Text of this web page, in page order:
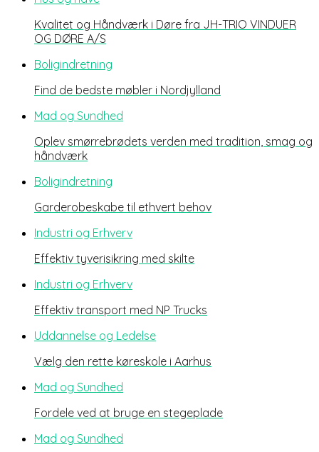
Kvalitet og Håndværk i Døre fra JH-TRIO VINDUER
OG DØRE A/S
Boligindretning
Find de bedste møbler i Nordjylland
Mad og Sundhed
Oplev smørrebrødets verden med tradition, smag og
håndværk
Boligindretning
Garderobeskabe til ethvert behov
Industri og Erhverv
Effektiv tyverisikring med skilte
Industri og Erhverv
Effektiv transport med NP Trucks
Uddannelse og Ledelse
Vælg den rette køreskole i Aarhus
Mad og Sundhed
Fordele ved at bruge en stegeplade
Mad og Sundhed